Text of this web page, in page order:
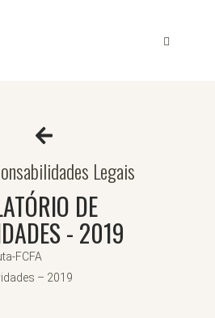
Legais
DE
- 2019
FCFA
– 2019